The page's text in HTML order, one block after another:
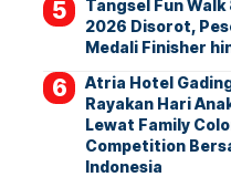
Tangsel Fun Walk
2026 Disorot,
Medali Finisher
Atria Hotel
Rayakan Hari
Lewat Family
Competition
Indonesia